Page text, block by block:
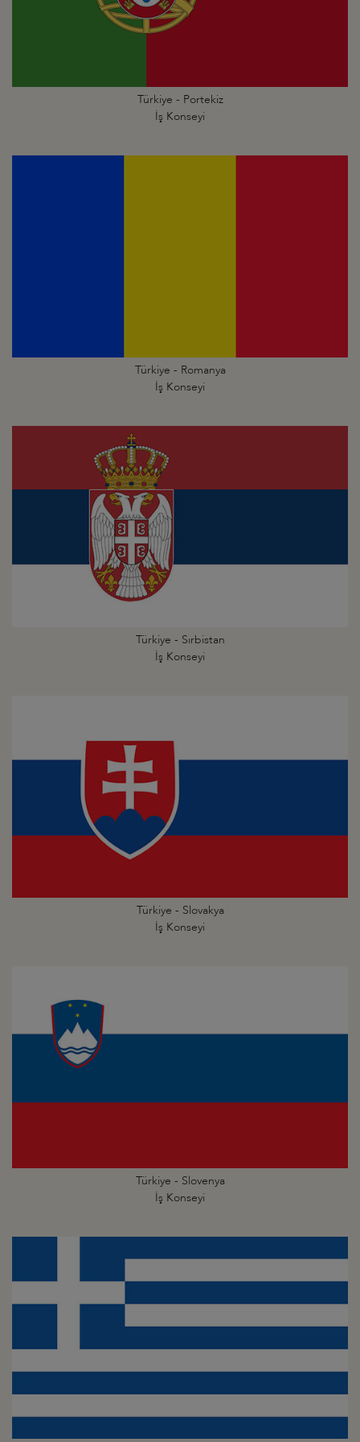
Türkiye - Portekiz
İş Konseyi
Türkiye - Romanya
İş Konseyi
Türkiye - Sırbistan
İş Konseyi
Türkiye - Slovakya
İş Konseyi
Türkiye - Slovenya
İş Konseyi